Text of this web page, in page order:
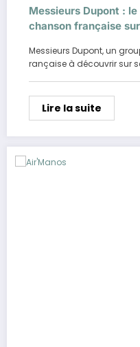
Messieurs Dupont :
chanson française
Messieurs Dupont, un
rançaise à découvrir sur
Lire la suite